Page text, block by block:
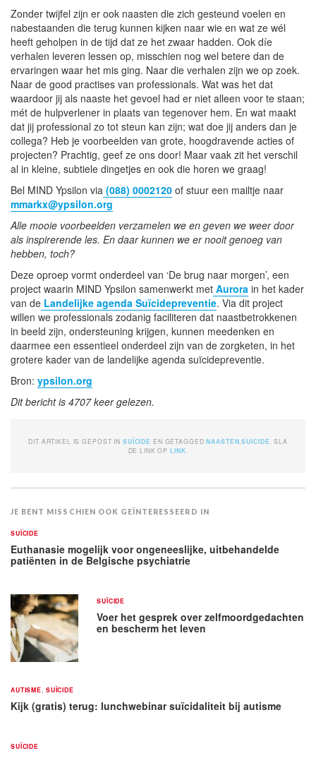
Zonder twijfel zijn er ook naasten die zich gesteund voelen en
nabestaanden die terug kunnen kijken naar wie en wat ze wél
heeft geholpen in de tijd dat ze het zwaar hadden. Ook díe
verhalen leveren lessen op, misschien nog wel betere dan de
ervaringen waar het mis ging. Naar die verhalen zijn we op zoek.
Naar de good practises van professionals. Wat was het dat
waardoor jij als naaste het gevoel had er niet alleen voor te staan;
mét de hulpverlener in plaats van tegenover hem. En wat maakt
dat jij professional zo tot steun kan zijn; wat doe jij anders dan je
collega? Heb je voorbeelden van grote, hoogdravende acties of
projecten? Prachtig, geef ze ons door! Maar vaak zit het verschil
al in kleine, subtiele dingetjes en ook die horen we graag!
Bel MIND Ypsilon via (088) 0002120 of stuur een mailtje naar
mmarkx@ypsilon.org
Alle mooie voorbeelden verzamelen we en geven we weer door
als inspirerende les. En daar kunnen we er nooit genoeg van
hebben, toch?
Deze oproep vormt onderdeel van ‘De brug naar morgen’, een
project waarin MIND Ypsilon samenwerkt met Aurora in het kader
van de Landelijke agenda Suïcidepreventie. Via dit project
willen we professionals zodanig faciliteren dat naastbetrokkenen
in beeld zijn, ondersteuning krijgen, kunnen meedenken en
daarmee een essentieel onderdeel zijn van de zorgketen, in het
grotere kader van de landelijke agenda suïcidepreventie.
Bron: ypsilon.org
Dit bericht is 4707 keer gelezen.
DIT ARTIKEL IS GEPOST IN SUÏCIDE EN GETAGGEDNAASTEN ,SUICIDE . SLA
DE LINK OPLINK
JE BENT MISSCHIEN OOK GEÏNTERESSEERD IN
SUÏCIDE
Euthanasie mogelijk voor ongeneeslijke, uitbehandelde
patiënten in de Belgische psychiatrie
SUÏCIDE
Voer het gesprek over zelfmoordgedachten
en bescherm het leven
AUTISME SUÏCIDE
Kijk (gratis) terug: lunchwebinar suïcidaliteit bij autisme
SUÏCIDE